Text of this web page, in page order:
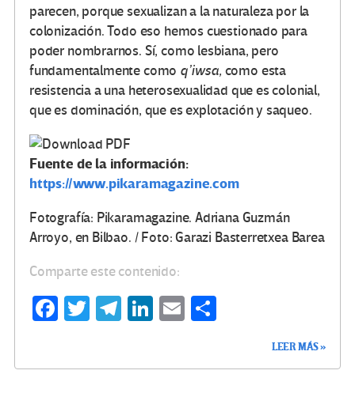
parecen, porque sexualizan a la naturaleza por la
colonización. Todo eso hemos cuestionado para
poder nombrarnos. Sí, como lesbiana, pero
fundamentalmente como q’iwsa, como esta
resistencia a una heterosexualidad que es colonial,
que es dominación, que es explotación y saqueo.
Fuente de la información:
https://www.pikaramagazine.com
Fotografía: Pikaramagazine. Adriana Guzmán
Arroyo, en Bilbao. / Foto: Garazi Basterretxea Barea
Comparte este contenido:
Fa T
Te Li
E
LEER MÁS »